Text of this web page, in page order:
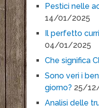
Pestici nelle
14/01/2025
Il perfetto
04/01/2025
Che significa
Sono veri i
giorno? 25/
Analisi delle